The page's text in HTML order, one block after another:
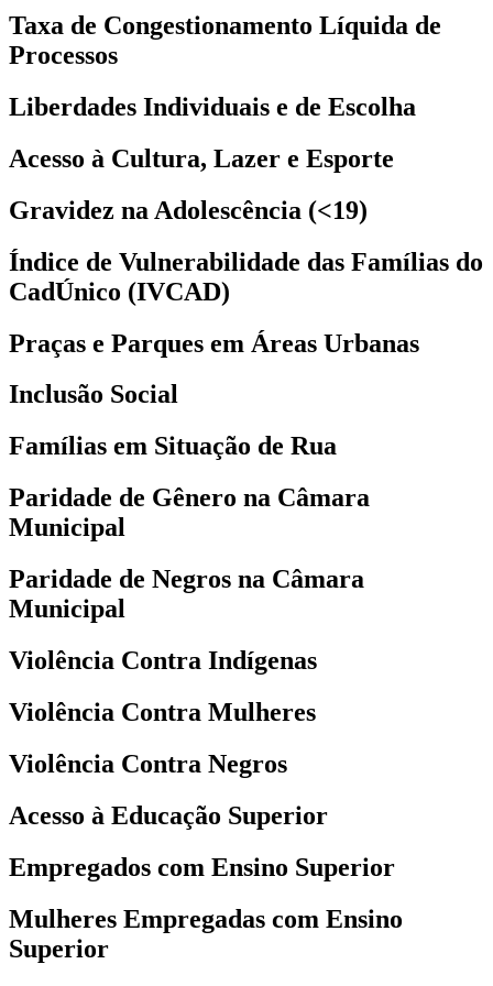
Taxa de Congestionamento Líquida de
Processos
Liberdades Individuais e de Escolha
Acesso à Cultura, Lazer e Esporte
Gravidez na Adolescência (<19)
Índice de Vulnerabilidade das Famílias do
CadÚnico (IVCAD)
Praças e Parques em Áreas Urbanas
Inclusão Social
Famílias em Situação de Rua
Paridade de Gênero na Câmara
Municipal
Paridade de Negros na Câmara
Municipal
Violência Contra Indígenas
Violência Contra Mulheres
Violência Contra Negros
Acesso à Educação Superior
Empregados com Ensino Superior
Mulheres Empregadas com Ensino
Superior